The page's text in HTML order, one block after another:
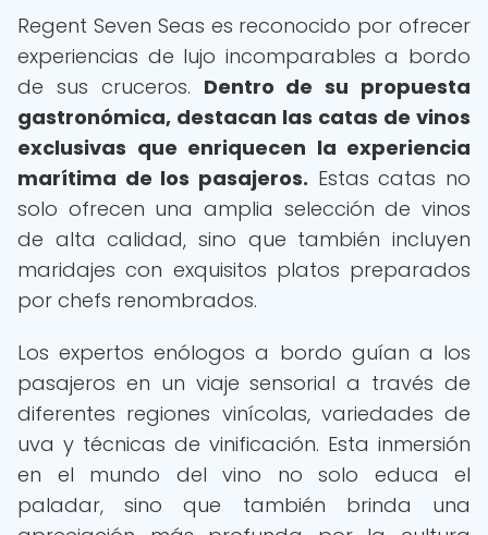
Regent Seven Seas es reconocido por ofrecer
experiencias de lujo incomparables a bordo
de sus cruceros. Dentro de su propuesta
gastronómica, destacan las catas de vinos
exclusivas que enriquecen la experiencia
marítima de los pasajeros. Estas catas no
solo ofrecen una amplia selección de vinos
de alta calidad, sino que también incluyen
maridajes con exquisitos platos preparados
por chefs renombrados.
Los expertos enólogos a bordo guían a los
pasajeros en un viaje sensorial a través de
diferentes regiones vinícolas, variedades de
uva y técnicas de vinificación. Esta inmersión
en el mundo del vino no solo educa el
paladar, sino que también brinda una